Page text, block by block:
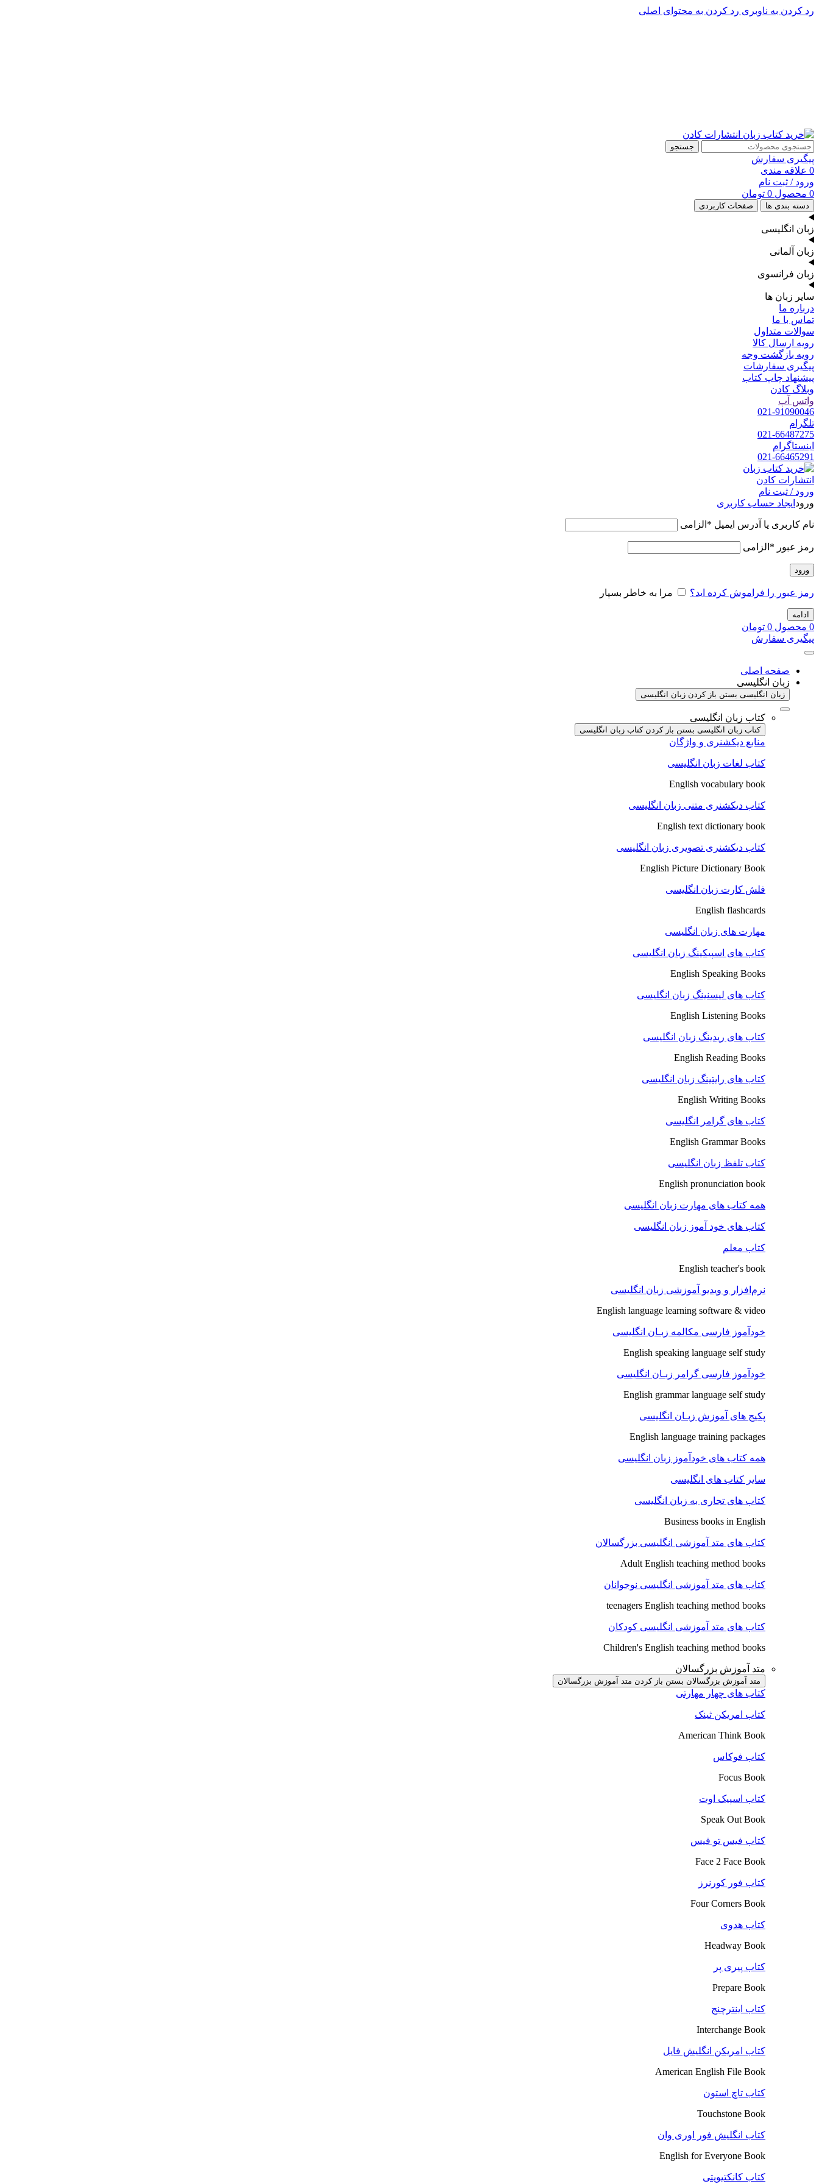
رد کردن به ناوبری رد کردن به محتوای اصلی
جستجو
پیگیری سفارش
0 علاقه مندی
ورود / ثبت نام
0 محصول 0 تومان
دسته بندی ها صفحات کاربردی
زبان انگلیسی
زبان آلمانی
زبان فرانسوی
سایر زبان ها
درباره ما
تماس با ما
سوالات متداول
رویه ارسال کالا
رویه بازگشت وجه
پیگیری سفارشات
پیشنهاد چاپ کتاب
وبلاگ کادن
واتس آپ
021-91090046
تلگرام
021-66487275
اینستاگرام
021-66465291
ورود / ثبت نام
ورود ایجاد حساب کاربری
نام کاربری یا آدرس ایمیل * الزامی
رمز عبور * الزامی
ورود
رمز عبور را فراموش کرده اید؟ مرا به خاطر بسپار
ادامه
0 محصول 0 تومان
پیگیری سفارش
صفحه اصلی
زبان انگلیسی
زبان انگلیسی بستن باز کردن زبان انگلیسی
کتاب زبان انگلیسی
کتاب زبان انگلیسی بستن باز کردن کتاب زبان انگلیسی
منابع دیکشنری و واژگان
کتاب لغات زبان انگلیسی
English vocabulary book
کتاب دیکشنری متنی زبان انگلیسی
English text dictionary book
کتاب دیکشنری تصویری زبان انگلیسی
English Picture Dictionary Book
فلش کارت زبان انگلیسی
English flashcards
مهارت های زبان انگلیسی
کتاب های اسپیکینگ زبان انگلیسی
English Speaking Books
کتاب های لیسنینگ زبان انگلیسی
English Listening Books
کتاب های ریدینگ زبان انگلیسی
English Reading Books
کتاب های رایتینگ زبان انگلیسی
English Writing Books
کتاب های گرامر انگلیسی
English Grammar Books
کتاب تلفظ زبان انگلیسی
English pronunciation book
همه کتاب های مهارت زبان انگلیسی
کتاب های خود آموز زبان انگلیسی
کتاب معلم
English teacher's book
نرم‌افزار و ویدیو آموزشی زبان انگلیسی
English language learning software & video
خودآموز فارسی مکالمه زبـان انگلیسی
English speaking language self study
خودآموز فارسی گرامر زبـان انگلیسی
English grammar language self study
پکیج های آموزش زبـان انگلیسی
English language training packages
همه کتاب های خودآموز زبان انگلیسی
سایر کتاب های انگلیسی
کتاب های تجاری به زبان انگلیسی
Business books in English
کتاب های متد آموزشی انگلیسی بزرگسالان
Adult English teaching method books
کتاب های متد آموزشی انگلیسی نوجوانان
teenagers English teaching method books
کتاب های متد آموزشی انگلیسی کودکان
Children's English teaching method books
متد آموزش بزرگسالان
متد آموزش بزرگسالان بستن باز کردن متد آموزش بزرگسالان
کتاب های چهار مهارتی
کتاب امریکن ثینک
American Think Book
کتاب فوکاس
Focus Book
کتاب اسپیک اوت
Speak Out Book
کتاب فیس تو فیس
Face 2 Face Book
کتاب فور کورنرز
Four Corners Book
کتاب هدوی
Headway Book
کتاب پیری پر
Prepare Book
کتاب اینترچنج
Interchange Book
کتاب امریکن انگلیش فایل
American English File Book
کتاب تاچ استون
Touchstone Book
کتاب انگلیش فور اوری وان
English for Everyone Book
کتاب کانکتیویتی